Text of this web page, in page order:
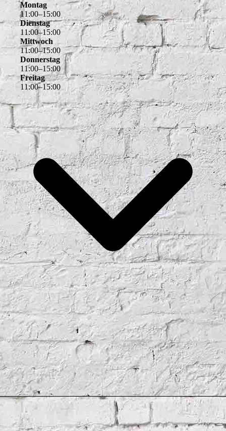
Montag
11 :00–15:00
Dienstag
11:00–15:00
Mittwoch
11:00–15:00
Donnerstag
11:00–15:00
Freitag
11:00–15:00